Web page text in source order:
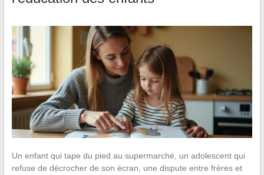
Un enfant qui tape du pied au supermarché, un adolescent qui
refuse de décrocher de son écran, une dispute entre frères et